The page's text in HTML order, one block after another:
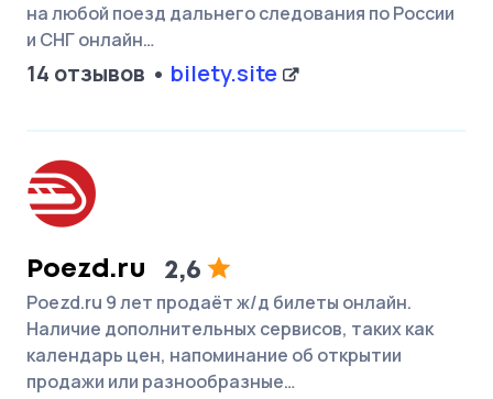
на любой поезд дальнего следования по России
и СНГ онлайн…
14 отзывов bilety.site
Poezd.ru 2,6
Poezd.ru 9 лет продаёт ж/д билеты онлайн.
Наличие дополнительных сервисов, таких как
календарь цен, напоминание об открытии
продажи или разнообразные…